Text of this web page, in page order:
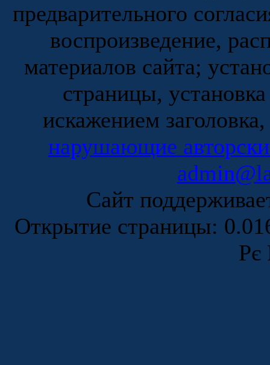
предварительного
воспроизведение,
материалов сайта;
страницы,
искажением
нарушающие
Сайт
Открытие страницы:
Рє